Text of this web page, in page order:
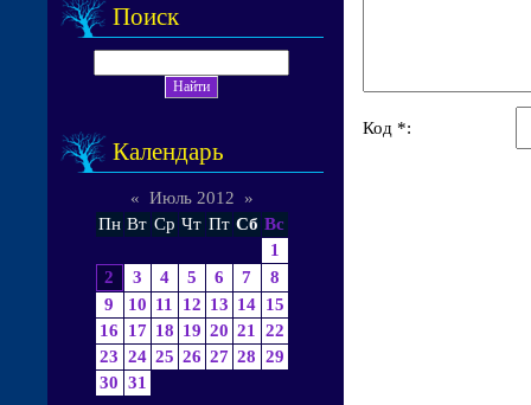
Поиск
Календарь
« Июль 2012
»
Пн Вт Ср Чт Пт Сб Вс
1
2
3 4 5 6 7
8
9
10 11 12 13 14 15
16
17 18 19 20 21
22
23 24 25 26 27 28 29
30 31
Код *: